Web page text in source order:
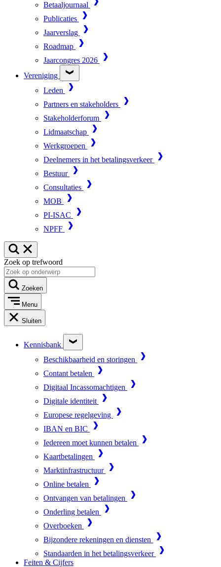
Betaaljournaal
Publicaties
Jaarverslag
Roadmap
Jaarcongres 2026
Vereniging
Leden
Partners en stakeholders
Stakeholderforum
Lidmaatschap
Werkgroepen
Deelnemers in het betalingsverkeer
Bestuur
Consultaties
MOB
PI-ISAC
NPFF
Zoek op trefwoord
Zoeken
Menu
Sluiten
Kennisbank
Beschikbaarheid en storingen
Contant betalen
Digitaal Incassomachtigen
Digitale identiteit
Europese regelgeving
IBAN en BIC
Iedereen moet kunnen betalen
Kaartbetalingen
Marktinfrastructuur
Online betalen
Ontvangen van betalingen
Onderling betalen
Overboeken
Bijzondere rekeningen en diensten
Standaarden in het betalingsverkeer
Feiten & Cijfers